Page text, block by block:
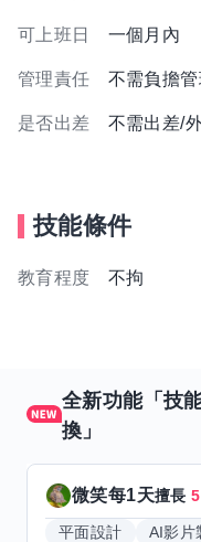
可上班日 一個月內
管理責任 不需負擔
是否出差 不需出差/
技能條件
教育程度 不拘
全新功能「技
換」
微笑每1天擅長5
平面設計
AI影片